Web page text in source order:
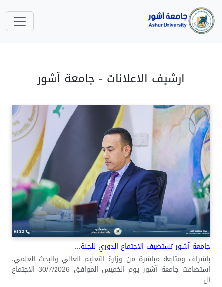
ارشيف الاعلانات - جامعة آشور
جامعة آشور تستضيف الاجتماع الدوري للجنة...
بإشراف ومتابعة مباشرة من وزارة التعليم العالي والبحث العلمي،
استضافت جامعة آشور يوم الخميس الموافق 30/7/2026 الاجتماع
ال...